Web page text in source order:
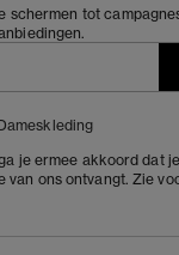
schermen tot
je ermee akkoord dat je
van ons ontvangt. Zie